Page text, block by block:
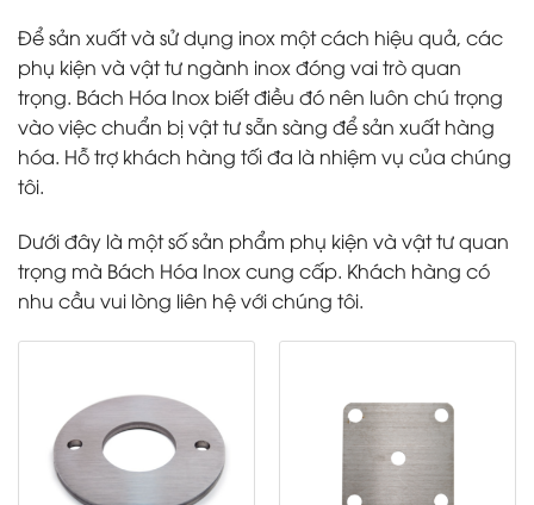
Để sản xuất và sử dụng inox một cách hiệu quả, các
phụ kiện và vật tư ngành inox đóng vai trò quan
trọng. Bách Hóa Inox biết điều đó nên luôn chú trọng
vào việc chuẩn bị vật tư sẵn sàng để sản xuất hàng
hóa. Hỗ trợ khách hàng tối đa là nhiệm vụ của chúng
tôi.
Dưới đây là một số sản phẩm phụ kiện và vật tư quan
trọng mà Bách Hóa Inox cung cấp. Khách hàng có
nhu cầu vui lòng liên hệ với chúng tôi.